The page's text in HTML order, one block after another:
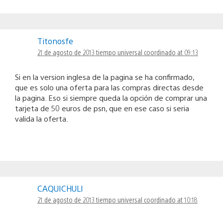
Titonosfe
21 de agosto de 2013 tiempo universal coordinado at 09:13
Si en la version inglesa de la pagina se ha confirmado,
que es solo una oferta para las compras directas desde
la pagina. Eso si siempre queda la opción de comprar una
tarjeta de 50 euros de psn, que en ese caso si seria
valida la oferta.
CAQUICHULI
21 de agosto de 2013 tiempo universal coordinado at 10:18